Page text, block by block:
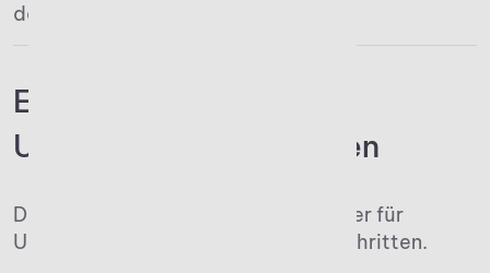
dokumentiert werden können.
Erbschaftssteuer für
Unternehmen berechnen
Die Berechnung der Erbschaftssteuer für
Unternehmen erfolgt in mehreren Schritten.